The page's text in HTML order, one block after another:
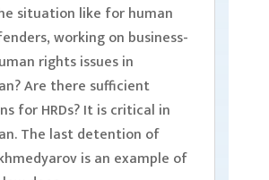
situation like for human
working on business-
rights issues in
Are there sufficient
for HRDs? It is critical in
The last detention of
is an example of